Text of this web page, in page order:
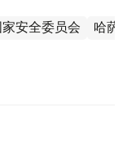
家安全委员会 哈萨